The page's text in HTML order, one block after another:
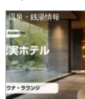
温泉・銭湯情報